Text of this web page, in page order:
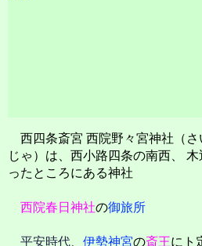
西四条斎宮 西院野々宮神社（さ
じゃ）は、西小路四条の南西、
木
ったところにある神社
西院春日神社の御旅所
平安時代 伊勢神宮の斎王にト